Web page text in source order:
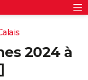
2024 à